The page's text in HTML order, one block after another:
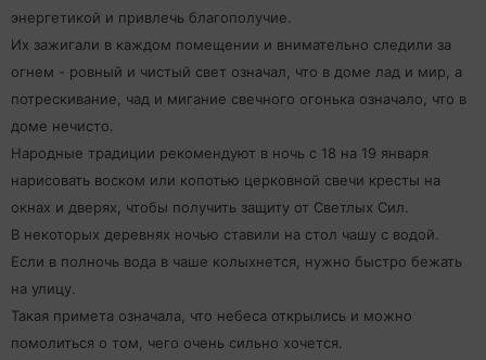
энергетикой и привлечь благополучие.
Их зажигали в каждом помещении и внимательно следили за
огнем - ровный и чистый свет означал, что в доме лад и мир, а
потрескивание, чад и мигание свечного огонька означало, что в
доме нечисто.
Народные традиции рекомендуют в ночь с 18 на 19 января
нарисовать воском или копотью церковной свечи кресты на
окнах и дверях, чтобы получить защиту от Светлых Сил.
В некоторых деревнях ночью ставили на стол чашу с водой.
Если в полночь вода в чаше колыхнется, нужно быстро бежать
на улицу.
Такая примета означала, что небеса открылись и можно
помолиться о том, чего очень сильно хочется.